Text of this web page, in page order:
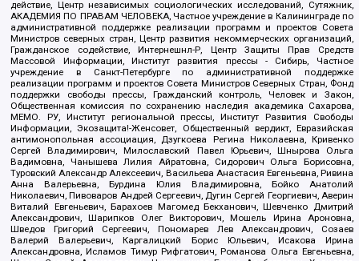
действие, Центр независимых социологических исследований, Сутяжник,
АКАДЕМИЯ ПО ПРАВАМ ЧЕЛОВЕКА, Частное учреждение в Калининграде по
административной поддержке реализации программ и проектов Совета
Министров северных стран, Центр развития некоммерческих организаций,
Гражданское содействие, Интернешнл-Р, Центр Защиты Прав Средств
Массовой Информации, Институт развития прессы - Сибирь, Частное
учреждение в Санкт-Петербурге по административной поддержке
реализации программ и проектов Совета Министров Северных Стран, Фонд
поддержки свободы прессы, Гражданский контроль, Человек и Закон,
Общественная комиссия по сохранению наследия академика Сахарова,
МЕМО. РУ, Институт региональной прессы, Институт Развития Свободы
Информации, Экозащита!-Женсовет, Общественный вердикт, Евразийская
антимонопольная ассоциация, Дзугкоева Регина Николаевна, Кривенко
Сергей Владимирович, Милославский Павел Юрьевич, Шнырова Ольга
Вадимовна, Чанышева Лилия Айратовна, Сидорович Ольга Борисовна,
Туровский Александр Алексеевич, Васильева Анастасия Евгеньевна, Ривина
Анна Валерьевна, Бурдина Юлия Владимировна, Бойко Анатолий
Николаевич, Пивоваров Андрей Сергеевич, Дугин Сергей Георгиевич, Аверин
Виталий Евгеньевич, Барахоев Магомед Бекханович, Шевченко Дмитрий
Александрович, Шарипков Олег Викторович, Мошель Ирина Ароновна,
Шведов Григорий Сергеевич, Пономарев Лев Александрович, Созаев
Валерий Валерьевич, Каргалицкий Борис Юльевич, Исакова Ирина
Александровна, Исламов Тимур Рифгатович, Романова Ольга Евгеньевна,